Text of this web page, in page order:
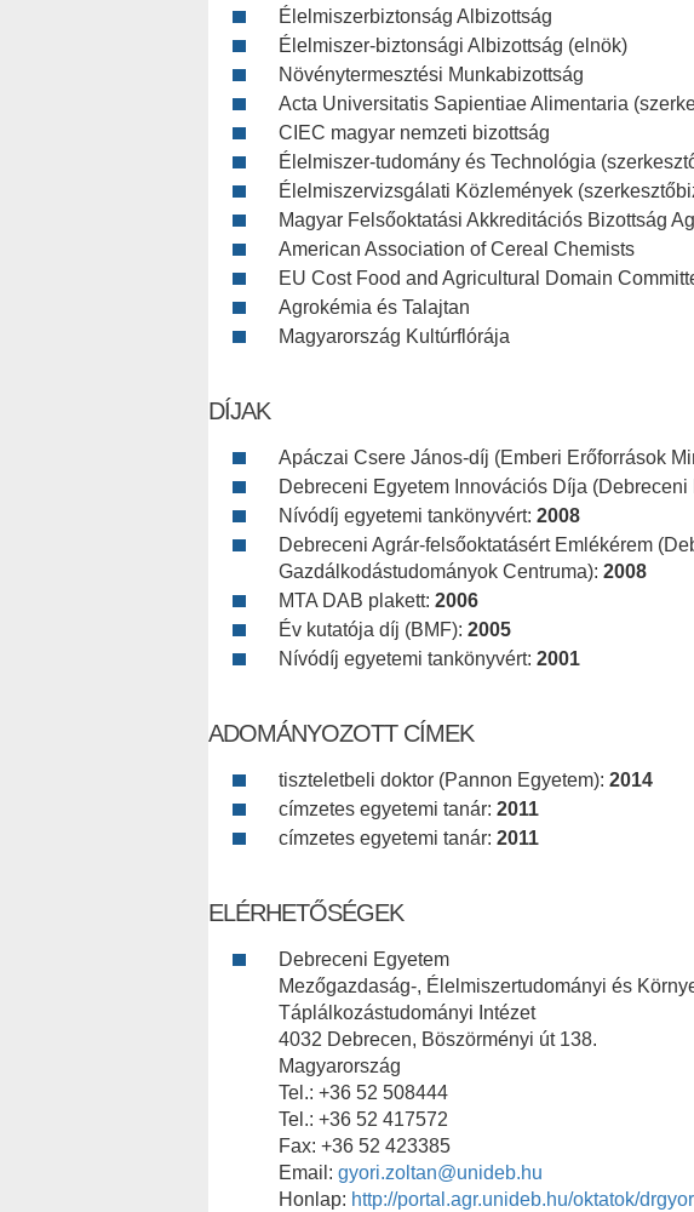
Élelmiszerbiztonság Albizottság
Élelmiszer-biztonsági Albizottság (elnök)
Növénytermesztési Munkabizottság
Acta Universitatis Sapientiae Alimentaria
CIEC magyar nemzeti bizottság
Élelmiszer-tudomány és Technológia
Élelmiszervizsgálati Közlemények
Magyar Felsőoktatási Akkreditációs Bizottság
American Association of Cereal Chemists
EU Cost Food and Agricultural Domain
Agrokémia és Talajtan
Magyarország Kultúrflórája
DÍJAK
Apáczai Csere János-díj (Emberi Erőforrások
Debreceni Egyetem Innovációs Díja (Debreceni
Nívódíj egyetemi tankönyvért: 2008
Debreceni Agrár-felsőoktatásért Emlékérem
Gazdálkodástudományok Centruma): 2008
MTA DAB plakett: 2006
Év kutatója díj (BMF): 2005
Nívódíj egyetemi tankönyvért: 2001
ADOMÁNYOZOTT CÍMEK
tiszteletbeli doktor (Pannon Egyetem): 2014
címzetes egyetemi tanár: 2011
címzetes egyetemi tanár: 2011
ELÉRHETŐSÉGEK
Debreceni Egyetem
Mezőgazdaság-, Élelmiszertudományi és
Táplálkozástudományi Intézet
4032 Debrecen, Böszörményi út 138.
Magyarország
Tel.: +36 52 508444
Tel.: +36 52 417572
Fax: +36 52 423385
Email: gyori.zoltan@unideb.hu
Honlap: http://portal.agr.unideb.hu/oktatok/